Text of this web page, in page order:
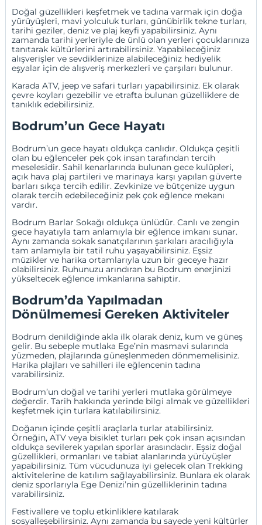
Doğal güzellikleri keşfetmek ve tadına varmak için doğa
yürüyüşleri, mavi yolculuk turları, günübirlik tekne turları,
tarihi geziler, deniz ve plaj keyfi yapabilirsiniz. Aynı
zamanda tarihi yerleriyle de ünlü olan yerleri çocuklarınıza
tanıtarak kültürlerini artırabilirsiniz. Yapabileceğiniz
alışverişler ve sevdiklerinize alabileceğiniz hediyelik
eşyalar için de alışveriş merkezleri ve çarşıları bulunur.
Karada ATV, jeep ve safari turları yapabilirsiniz. Ek olarak
çevre koyları gezebilir ve etrafta bulunan güzelliklere de
tanıklık edebilirsiniz.
Bodrum’un Gece Hayatı
Bodrum’un gece hayatı oldukça canlıdır. Oldukça çeşitli
olan bu eğlenceler pek çok insan tarafından tercih
meselesidir. Sahil kenarlarında bulunan gece kulüpleri,
açık hava plaj partileri ve marinaya karşı yapılan güverte
barları sıkça tercih edilir. Zevkinize ve bütçenize uygun
olarak tercih edebileceğiniz pek çok eğlence mekanı
vardır.
Bodrum Barlar Sokağı oldukça ünlüdür. Canlı ve zengin
gece hayatıyla tam anlamıyla bir eğlence imkanı sunar.
Aynı zamanda sokak sanatçılarının şarkıları aracılığıyla
tam anlamıyla bir tatil ruhu yaşayabilirsiniz. Eşsiz
müzikler ve harika ortamlarıyla uzun bir geceye hazır
olabilirsiniz. Ruhunuzu arındıran bu Bodrum enerjinizi
yükseltecek eğlence imkanlarına sahiptir.
Bodrum’da Yapılmadan
Dönülmemesi Gereken Aktiviteler
Bodrum denildiğinde akla ilk olarak deniz, kum ve güneş
gelir. Bu sebeple mutlaka Ege’nin masmavi sularında
yüzmeden, plajlarında güneşlenmeden dönmemelisiniz.
Harika plajları ve sahilleri ile eğlencenin tadına
varabilirsiniz.
Bodrum’un doğal ve tarihi yerleri mutlaka görülmeye
değerdir. Tarih hakkında yerinde bilgi almak ve güzellikleri
keşfetmek için turlara katılabilirsiniz.
Doğanın içinde çeşitli araçlarla turlar atabilirsiniz.
Örneğin, ATV veya bisiklet turları pek çok insan açısından
oldukça sevilerek yapılan sporlar arasındadır. Eşsiz doğal
güzellikleri, ormanları ve tabiat alanlarında yürüyüşler
yapabilirsiniz. Tüm vücudunuza iyi gelecek olan Trekking
aktivitelerine de katılım sağlayabilirsiniz. Bunlara ek olarak
deniz sporlarıyla Ege Denizi’nin güzelliklerinin tadına
varabilirsiniz.
Festivallere ve toplu etkinliklere katılarak
sosyalleşebilirsiniz. Aynı zamanda bu sayede yeni kültürler